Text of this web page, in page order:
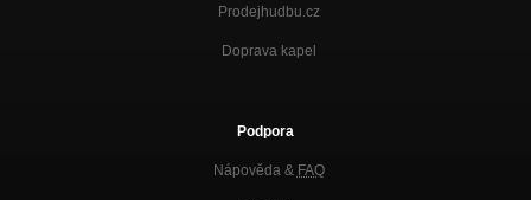
Prodejhudbu.cz
Doprava kapel
Podpora
Nápověda & FAQ